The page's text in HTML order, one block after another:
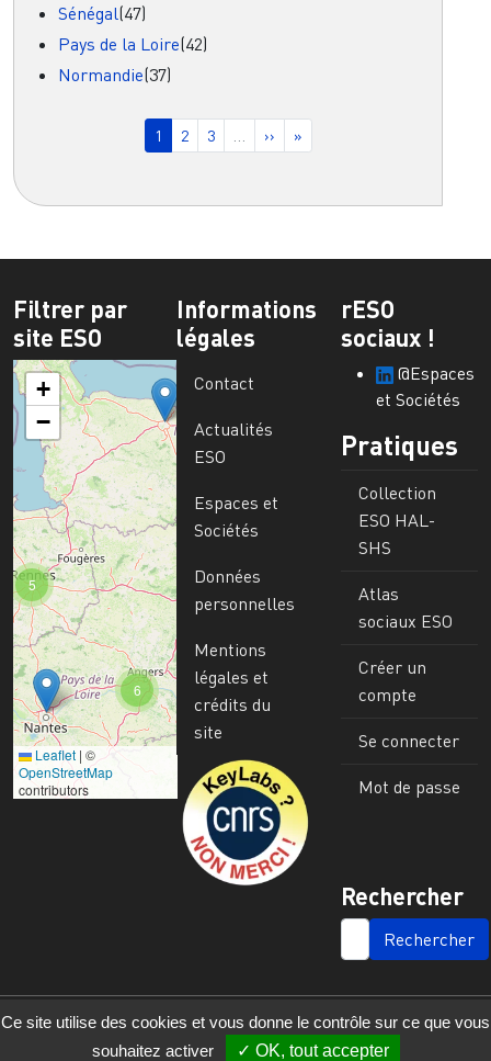
Sénégal(47)
Pays de la Loire(42)
Normandie(37)
Page courante
1 Page
2 Page
3 Page suivante
›› Dernière page
»
Filtrer par
site ESO
6
5
+
−
Leaflet | ©
OpenStreetMap
contributors
Informations
légales
Contact
Actualités
ESO
Espaces et
Sociétés
Données
personnelles
Mentions
légales et
crédits du
site
Image
rESO
sociaux !
@Espaces
et Sociétés
Pratiques
Collection
ESO HAL-
SHS
Atlas
sociaux ESO
Créer un
compte
Se connecter
Mot de passe
Rechercher
SEARCH
Ce site utilise des cookies et vous donne le contrôle sur ce que vous
souhaitez activer
OK, tout accepter